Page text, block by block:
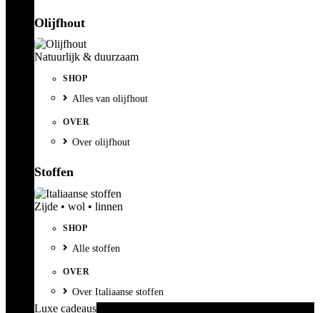
Olijfhout
Natuurlijk & duurzaam
SHOP
Alles van olijfhout
OVER
Over olijfhout
Stoffen
Zijde • wol • linnen
SHOP
Alle stoffen
OVER
Over Italiaanse stoffen
Luxe cadeaus